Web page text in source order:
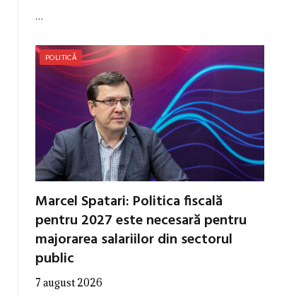
…
POLITICĂ
Marcel Spatari: Politica fiscală
pentru 2027 este necesară pentru
majorarea salariilor din sectorul
public
7 august 2026